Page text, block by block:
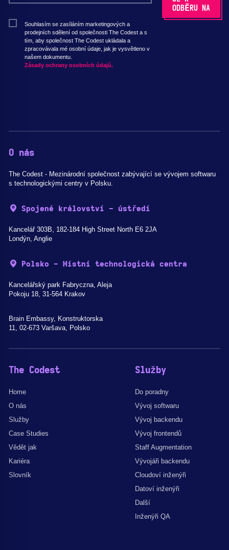
Souhlasím se zasíláním marketingových a
prodejních sdělení od společnosti The Codest a s
tím, aby společnost The Codest ukládala a
zpracovávala mé osobní údaje, jak je vysvětleno v
našem dokumentu.
Zásady ochrany osobních údajů.
O nás
The Codest - Mezinárodní společnost zabývající se vývojem softwaru
s technologickými centry v Polsku.
Spojené království - ústředí
Kancelář 303B, 182-184 High Street North E6 2JA
Londýn, Anglie
Polsko - Místní technologická centra
Kancelářský park Fabryczna, Aleja
Pokoju 18, 31-564 Krakov
Brain Embassy, Konstruktorska
11, 02-673 Varšava, Polsko
The Codest
Home
O nás
Služby
Case Studies
Vědět jak
Kariéra
Slovník
Služby
Do poradny
Vývoj softwaru
Vývoj backendu
Vývoj frontendů
Staff Augmentation
Vývojáři backendu
Cloudoví inženýři
Datoví inženýři
Další
Inženýři QA